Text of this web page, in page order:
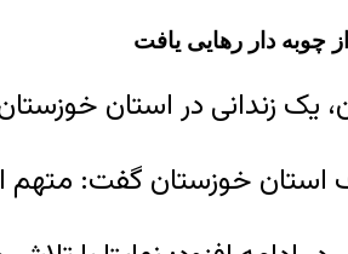
چوبه دار رهایی یافت
یک زندانی در استان
این پرونده از سال ۱۳۹۵ از بابت اتهام قتل